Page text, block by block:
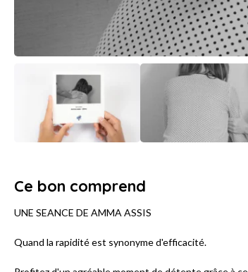
Ce bon comprend
UNE SEANCE DE AMMA ASSIS
Quand la rapidité est synonyme d'efficacité.